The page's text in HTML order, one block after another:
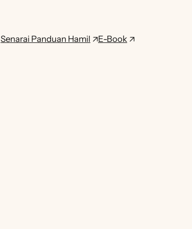
Senarai Panduan Hamil E-Book